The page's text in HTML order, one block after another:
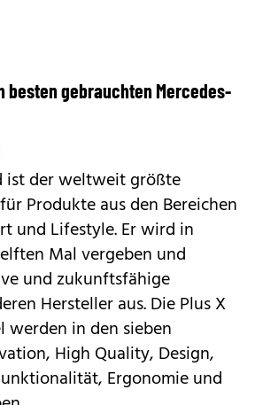
besten gebrauchten Mercedes-
ist der weltweit größte
Produkte aus den Bereichen
und Lifestyle. Er wird in
Mal vergeben und
und zukunftsfähige
Hersteller aus. Die Plus X
werden in den sieben
High Quality, Design,
Ergonomie und